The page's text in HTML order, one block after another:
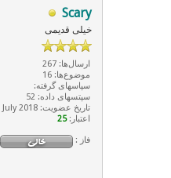
Scary
خیلی قدیمی
ارسال‌ها: 267
موضوع‌ها: 16
سپاسهای گرفته:
سپتسهای داده: 52
تاریخ عضویت: July 2018
اعتبار:25
فاز :